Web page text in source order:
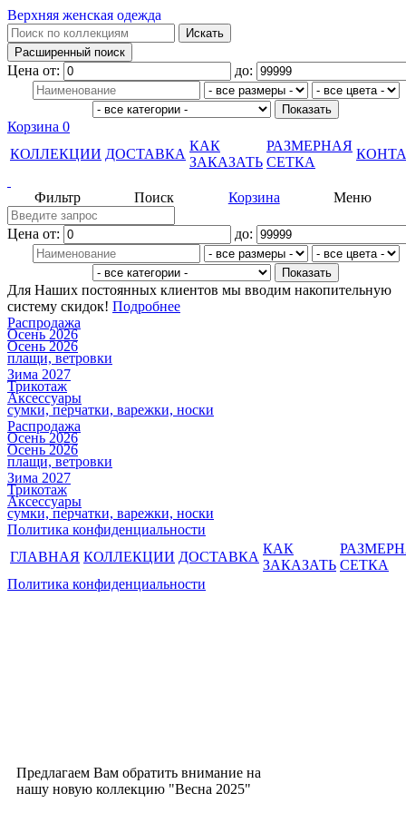
Верхняя женская одежда
Цена от: до:
Корзина 0
КОЛЛЕКЦИИ ДОСТАВКА
КАК
ЗАКАЗАТЬ
РАЗМЕРНАЯ
СЕТКА
Меню
Корзина
Поиск
Фильтр
Цена от: до:
Для Наших постоянных клиентов мы вводим накопительную
систему скидок! Подробнее
Распродажа
Осень 2026
Осень 2026
плащи, ветровки
Зима 2027
Трикотаж
Аксессуары
сумки, перчатки, варежки, носки
Распродажа
Осень 2026
Осень 2026
плащи, ветровки
Зима 2027
Трикотаж
Аксессуары
сумки, перчатки, варежки, носки
Политика конфиденциальности
ГЛАВНАЯ КОЛЛЕКЦИИ ДОСТАВКА
КАК
ЗАКАЗАТЬ СЕТКА
Политика конфиденциальности
Предлагаем Вам обратить внимание на
нашу новую коллекцию "Весна 2025"